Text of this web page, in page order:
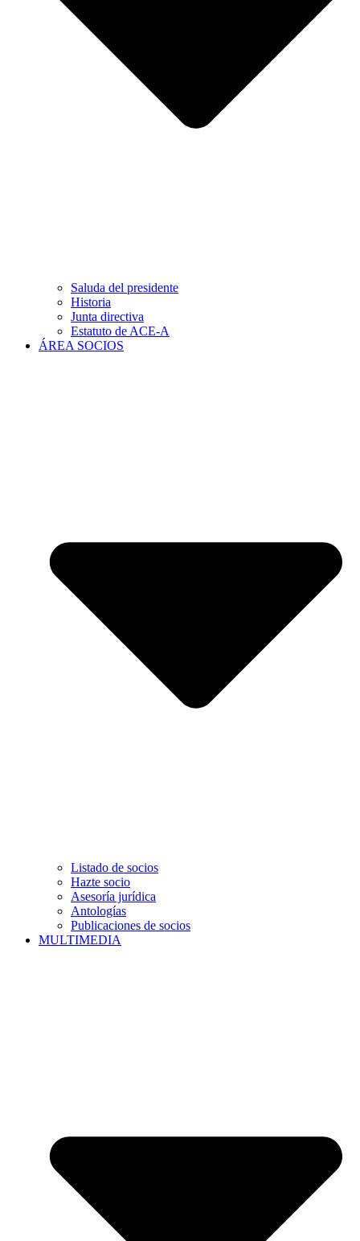
Saluda del presidente
Historia
Junta directiva
Estatuto de ACE-A
ÁREA SOCIOS
Listado de socios
Hazte socio
Asesoría jurídica
Antologías
Publicaciones de socios
MULTIMEDIA